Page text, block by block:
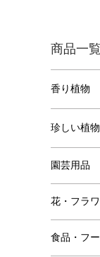
商品一覧
香り植物
珍しい植物
園芸用品
花・フラ
食品・フ